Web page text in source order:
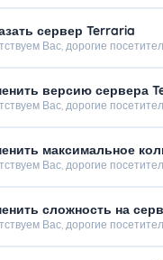
сервер Terraria
Вас, дорогие
версию сервера
Вас, дорогие
максимальное
Вас, дорогие
сложность на
Вас, дорогие